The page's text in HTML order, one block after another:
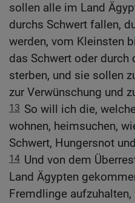
sollen alle im Land
durchs Schwert fallen,
werden, vom Kleinsten
das Schwert oder durch
sterben, und sie sollen
zur Verwünschung und
13 So will ich die,
wohnen, heimsuchen,
Schwert, Hungersnot
14 Und von dem
Land Ägypten
Fremdlinge